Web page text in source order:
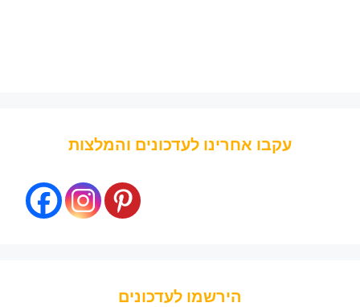
עקבו אחרינו לעדכונים והמלצות
הירשמו לעדכונים